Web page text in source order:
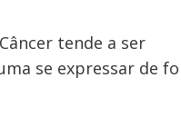
tende a ser
se expressar de